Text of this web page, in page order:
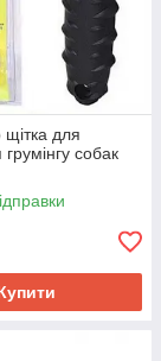
для
грумінгу собак